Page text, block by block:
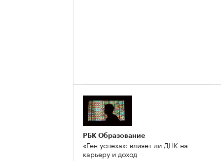
РБК Образование
«Ген успеха»: влияет ли ДНК на
карьеру и доход